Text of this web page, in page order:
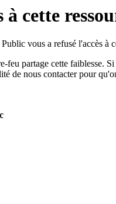
à cette
vous a refusé l'accès à
feu partage cette faiblesse.
de nous contacter pour